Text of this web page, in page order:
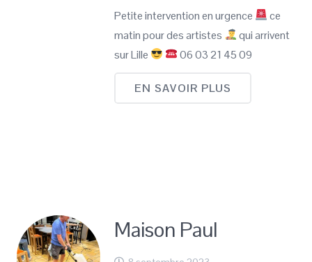
Petite intervention en urgence
ce
matin pour des artistes
qui arrivent
sur Lille
06 03 21 45 09
EN SAVOIR PLUS
Maison Paul